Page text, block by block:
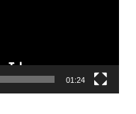
01:24